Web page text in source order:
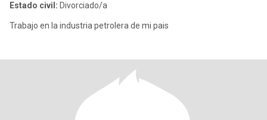
Estado civil: Divorciado/a
Trabajo en la industria petrolera de mi pais